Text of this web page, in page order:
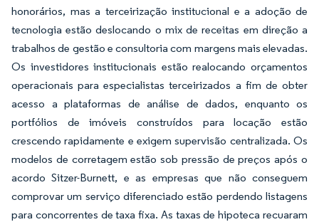
honorários, mas a terceirização institucional e a adoção de
tecnologia estão deslocando o mix de receitas em direção a
trabalhos de gestão e consultoria com margens mais elevadas.
Os investidores institucionais estão realocando orçamentos
operacionais para especialistas terceirizados a fim de obter
acesso a plataformas de análise de dados, enquanto os
portfólios de imóveis construídos para locação estão
crescendo rapidamente e exigem supervisão centralizada. Os
modelos de corretagem estão sob pressão de preços após o
acordo Sitzer-Burnett, e as empresas que não conseguem
comprovar um serviço diferenciado estão perdendo listagens
para concorrentes de taxa fixa. As taxas de hipoteca recuaram